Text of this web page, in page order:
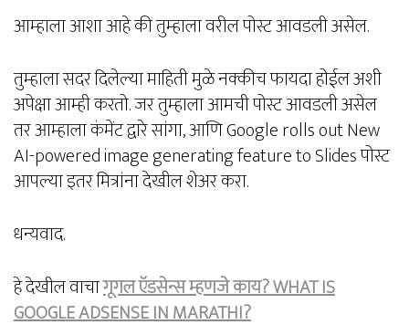
आम्हाला आशा आहे की तुम्हाला वरील पोस्ट आवडली असेल.
तुम्हाला सदर दिलेल्या माहिती मुळे नक्कीच फायदा होईल अशी
अपेक्षा आम्ही करतो. जर तुम्हाला आमची पोस्ट आवडली असेल
तर आम्हाला कंमेंट द्वारे सांगा, आणि Google rolls out New
AI-powered image generating feature to Slides पोस्ट
आपल्या इतर मित्रांना देखील शेअर करा.
धन्यवाद.
हे देखील वाचागूगल ऍडसेन्स म्हणजे काय? WHAT IS
GOOGLE ADSENSE IN MARATHI?